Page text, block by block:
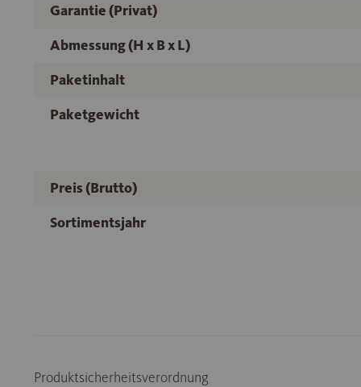
Garantie (Privat)
Abmessung (H x B x L)
Paketinhalt
Paketgewicht
Preis (Brutto)
Sortimentsjahr
Produktsicherheitsverordnung